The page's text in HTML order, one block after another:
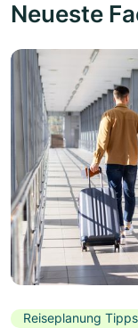
Neueste
Reiseplanung Tipps